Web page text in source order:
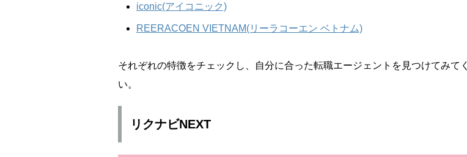
iconic(アイコニック)
REERACOEN VIETNAM(リーラコーエン ベトナム)
それぞれの特徴をチェックし、自分に合った転職エージェントを見つけてみて
い。
リクナビNEXT